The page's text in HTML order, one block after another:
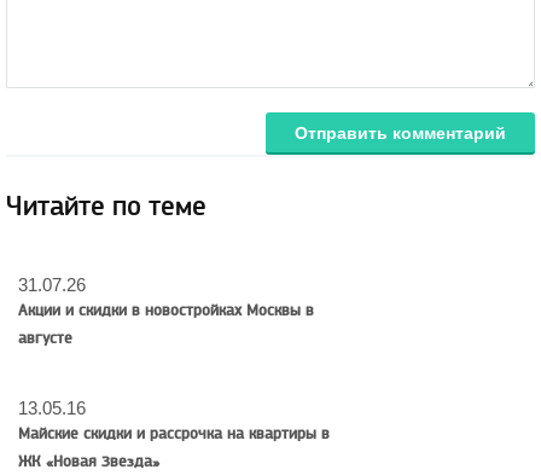
Отправить комментарий
Читайте по теме
31.07.26
Акции и скидки в новостройках Москвы в
августе
13.05.16
Майские скидки и рассрочка на квартиры в
ЖК «Новая Звезда»